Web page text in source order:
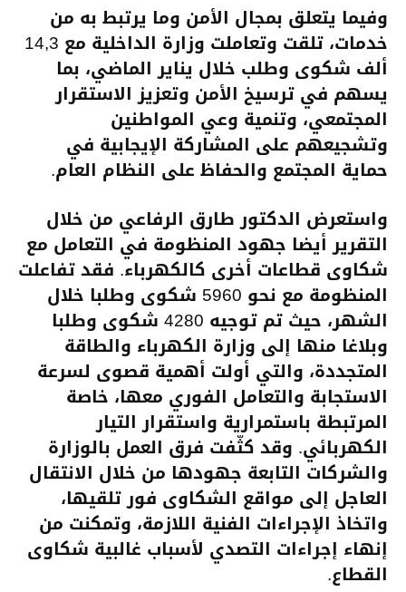
وفيما يتعلق بمجال الأمن وما يرتبط به من
خدمات، تلقت وتعاملت وزارة الداخلية مع 14,3
ألف شكوى وطلب خلال يناير الماضي، بما
يسهم في ترسيخ الأمن وتعزيز الاستقرار
المجتمعي، وتنمية وعي المواطنين
وتشجيعهم على المشاركة الإيجابية في
حماية المجتمع والحفاظ على النظام العام.
واستعرض الدكتور طارق الرفاعي من خلال
التقرير أيضا جهود المنظومة في التعامل مع
شكاوى قطاعات أخرى كالكهرباء. فقد تفاعلت
المنظومة مع نحو 5960 شكوى وطلبا خلال
الشهر، حيث تم توجيه 4280 شكوى وطلبا
وبلاغا منها إلى وزارة الكهرباء والطاقة
المتجددة، والتي أولت أهمية قصوى لسرعة
الاستجابة والتعامل الفوري معها، خاصة
المرتبطة باستمرارية واستقرار التيار
الكهربائي. وقد كثّفت فرق العمل بالوزارة
والشركات التابعة جهودها من خلال الانتقال
العاجل إلى مواقع الشكاوى فور تلقيها،
واتخاذ الإجراءات الفنية اللازمة، وتمكنت من
إنهاء إجراءات التصدي لأسباب غالبية شكاوى
القطاع.